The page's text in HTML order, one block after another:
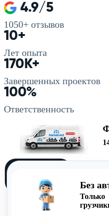
4.9/5
1050+ отзывов
10+
Лет опыта
170K+
Завершенных проектов
100%
Ответственность
Без
Только